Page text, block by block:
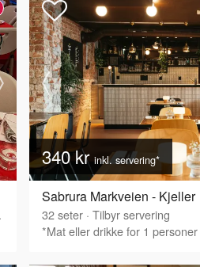
340 krinkl. servering*
Sabrura Markveien - Kjeller
32seter · Tilbyr servering
*Mat eller drikke for 1